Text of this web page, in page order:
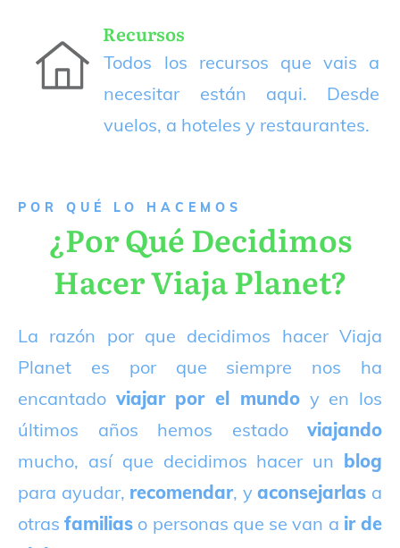
Recursos
Todos los recursos que vais a
necesitar están aqui. Desde
vuelos, a hoteles y restaurantes.
P OR QUÉ LO HACEMOS
¿Por Qué Decidimos
Hacer Viaja Planet?
La razón por que decidimos hacer Viaja
Planet es por que siempre nos ha
encantado viajar por el mundoy en los
últimos años hemos estado viajando
mucho, así que decidimos hacer un blog
para ayudar, recomendar, yaconsejarlas a
otrasfamilias o personas que se van a ir de